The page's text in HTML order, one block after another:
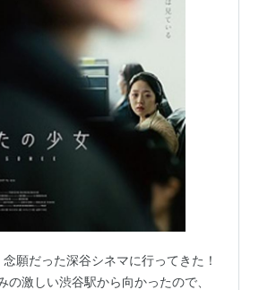
願だった深谷シネマに行ってきた！
の激しい渋谷駅から向かったので、